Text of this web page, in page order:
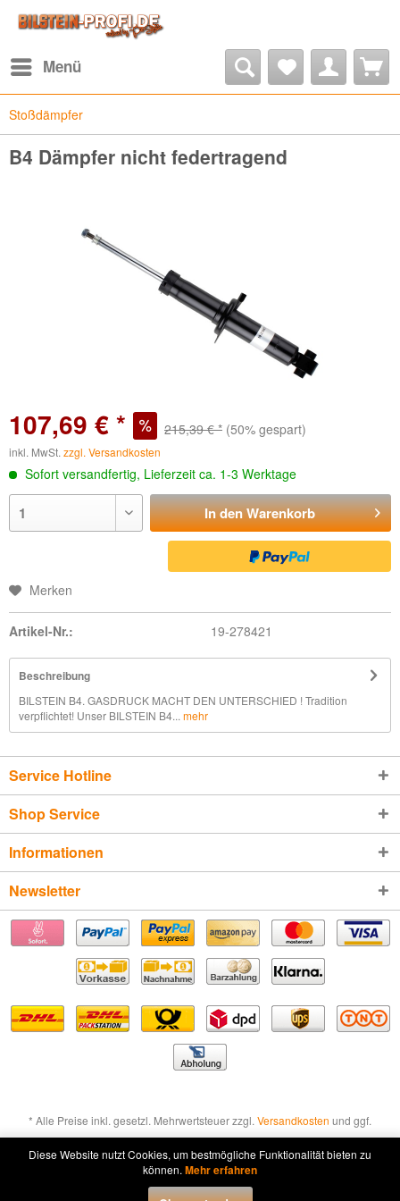
Menü
Stoßdämpfer
B4 Dämpfer nicht federtragend
107,69 € * 215,39 € * (50% gespart)
inkl. MwSt. zzgl. Versandkosten
Sofort versandfertig, Lieferzeit ca. 1-3 Werktage
In denWarenkorb
Merken
Artikel-Nr.: 19-278421
Beschreibung
BILSTEIN B4. GASDRUCK MACHT DEN UNTERSCHIED ! Tradition
verpflichtet! Unser BILSTEIN B4... mehr
Service Hotline
Shop Service
Informationen
Newsletter
* Alle Preise inkl. gesetzl. Mehrwertsteuer zzgl. Versandkosten und ggf.
Nachnahmegebühren, wenn nicht anders beschrieben
Widerruf erklären
Diese Website nutzt Cookies, um bestmögliche Funktionalität bieten zu
können. Mehr erfahren